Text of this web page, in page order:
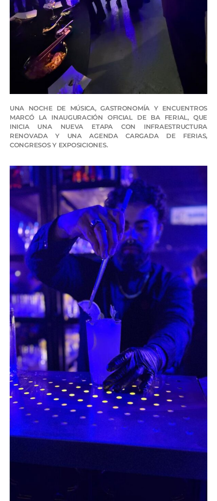
UNA NOCHE DE MÚSICA, GASTRONOMÍA Y ENCUENTROS
MARCÓ LA INAUGURACIÓN OFICIAL DE BA FERIAL, QUE
INICIA UNA NUEVA ETAPA CON INFRAESTRUCTURA
RENOVADA Y UNA AGENDA CARGADA DE FERIAS,
CONGRESOS Y EXPOSICIONES.